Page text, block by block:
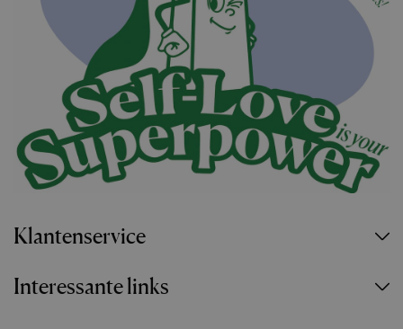
Klantenservice
Interessante links